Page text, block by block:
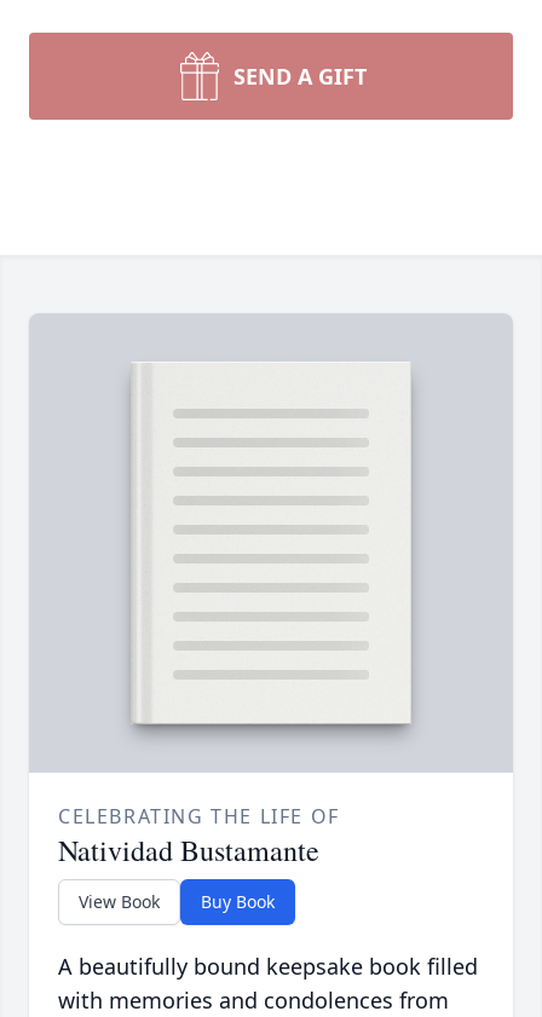
SEND A GIFT
CELEBRATING THE LIFE OF
Natividad Bustamante
View Book Buy Book
A beautifully bound keepsake book filled
with memories and condolences from